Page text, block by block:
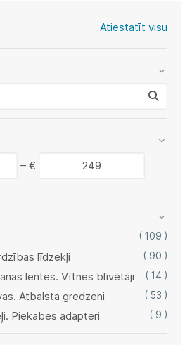
Atiestatīt visu
– €
( 109 )
līdzekļi ( 90 )
lentes. Vītnes blīvētāji ( 14 )
Atbalsta gredzeni ( 53 )
Piekabes adapteri ( 9 )